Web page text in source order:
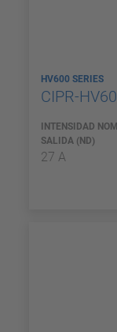
HV600 SERIES
CIPR-
INTENSIDAD
SALIDA (ND)
27 A